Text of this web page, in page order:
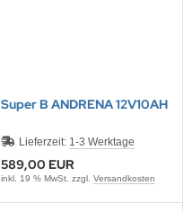
Super B ANDRENA 12V10AH
Lieferzeit: 1-3 Werktage
589,00 EUR
inkl. 19 % MwSt. zzgl. Versandkosten